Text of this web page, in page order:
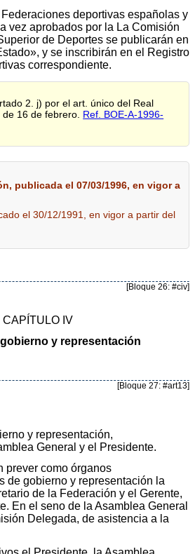
deportivas españolas y
vez aprobados por la La Comisión
de Deportes se publicarán en
y se inscribirán en el Registro
correspondiente.
2. j) por el art. único del Real
16 de febrero. Ref. BOE-A-1996-
publicada el 07/03/1996, en vigor a
el 30/12/1991, en vigor a partir del
[Bloque 26: #civ]
CAPÍTULO IV
y representación
[Bloque 27: #art13]
y representación,
General y el Presidente.
prever como órganos
de gobierno y representación la
de la Federación y el Gerente,
En el seno de la Asamblea General
Delegada, de asistencia a la